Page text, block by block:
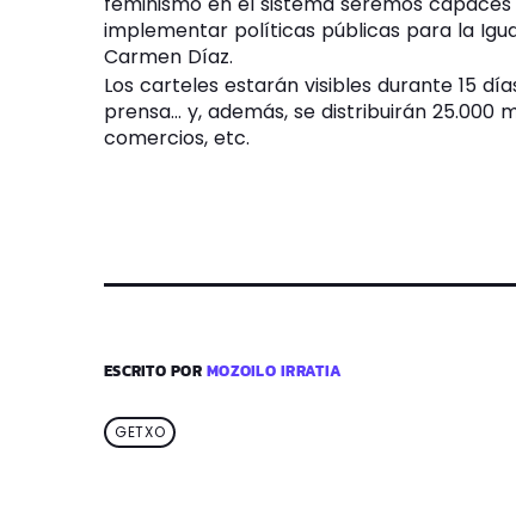
implementar políticas públicas para la
Carmen Díaz.
Los carteles estarán visibles durante 15
prensa… y, además, se distribuirán 25.000
comercios, etc.
ESCRITO PORMOZOILO IRRATIA
GETXO